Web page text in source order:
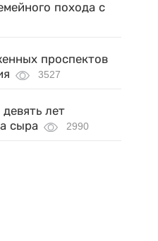
похода с
проспектов
3527
лет
сыра
2990